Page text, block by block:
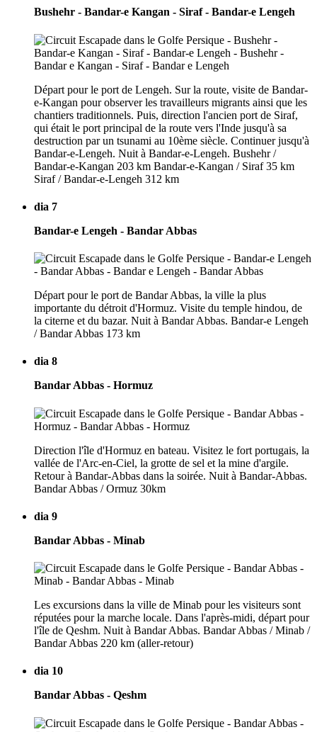
Bushehr - Bandar-e Kangan - Siraf - Bandar-e Lengeh
Départ pour le port de Lengeh. Sur la route, visite de Bandar-
e-Kangan pour observer les travailleurs migrants ainsi que les
chantiers traditionnels. Puis, direction l'ancien port de Siraf,
qui était le port principal de la route vers l'Inde jusqu'à sa
destruction par un tsunami au 10ème siècle. Continuer jusqu'à
Bandar-e-Lengeh. Nuit à Bandar-e-Lengeh. Bushehr /
Bandar-e-Kangan 203 km Bandar-e-Kangan / Siraf 35 km
Siraf / Bandar-e-Lengeh 312 km
dia 7
Bandar-e Lengeh - Bandar Abbas
Départ pour le port de Bandar Abbas, la ville la plus
importante du détroit d'Hormuz. Visite du temple hindou, de
la citerne et du bazar. Nuit à Bandar Abbas. Bandar-e Lengeh
/ Bandar Abbas 173 km
dia 8
Bandar Abbas - Hormuz
Direction l'île d'Hormuz en bateau. Visitez le fort portugais, la
vallée de l'Arc-en-Ciel, la grotte de sel et la mine d'argile.
Retour à Bandar-Abbas dans la soirée. Nuit à Bandar-Abbas.
Bandar Abbas / Ormuz 30km
dia 9
Bandar Abbas - Minab
Les excursions dans la ville de Minab pour les visiteurs sont
réputées pour la marche locale. Dans l'après-midi, départ pour
l'île de Qeshm. Nuit à Bandar Abbas. Bandar Abbas / Minab /
Bandar Abbas 220 km (aller-retour)
dia 10
Bandar Abbas - Qeshm